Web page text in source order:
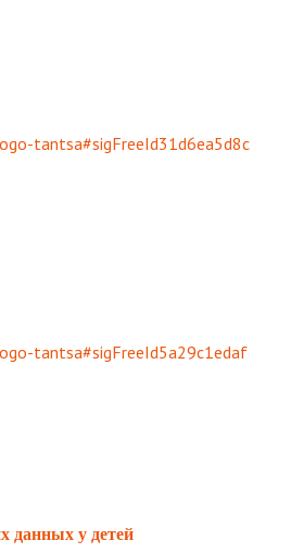
tantsa#sigFreeId31d6ea5d8c
tantsa#sigFreeId5a29c1edaf
данных у детей